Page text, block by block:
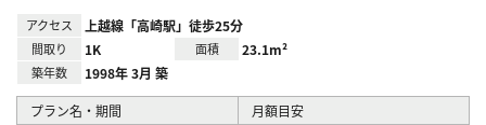
アクセス 上越線「高崎駅」徒歩25分
間取り 1K 面積 23.1m²
築年数 1998年 3月 築
プラン名・期間 月額目安